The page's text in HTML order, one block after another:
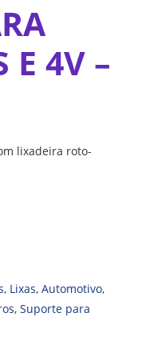
E 4V –
lixadeira roto-
, Lixas, Automotivo,
, Suporte para